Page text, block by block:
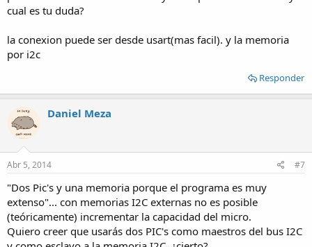
cual es tu duda?
la conexion puede ser desde usart(mas facil). y la memoria
por i2c
Responder
Daniel Meza
Abr 5, 2014 #7
"Dos Pic's y una memoria porque el programa es muy
extenso"... con memorias I2C externas no es posible
(teóricamente) incrementar la capacidad del micro.
Quiero creer que usarás dos PIC's como maestros del bus I2C